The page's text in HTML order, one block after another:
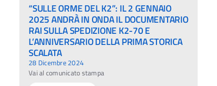
“SULLE ORME DEL K2”: IL 2 GENNAIO
2025 ANDRÀ IN ONDA IL DOCUMENTARIO
RAI SULLA SPEDIZIONE K2-70 E
L’ANNIVERSARIO DELLA PRIMA STORICA
SCALATA
28 Dicembre 2024
Vai al comunicato stampa